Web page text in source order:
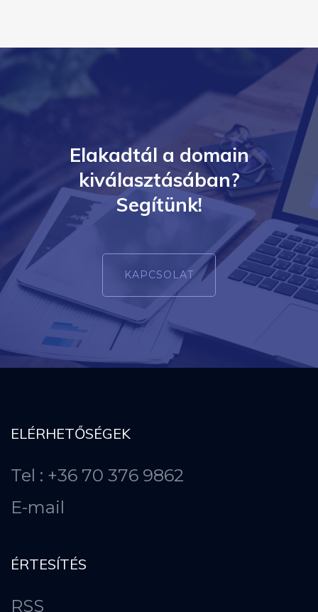
Elakadtál a domain
kiválasztásában?
Segítünk!
KAPCSOLAT
ELÉRHETŐSÉGEK
Tel : +36 70 376 9862
E-mail
ÉRTESÍTÉS
RSS